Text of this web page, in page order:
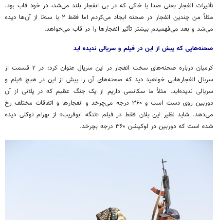
تأثیرات انفجار یعنی صدا یا خاکی که در پی انفجار بلند می‌شد، در خود قاب بود.
مثلاً من چندین انفجار در صحنه ایجاد می‌کردم اما فقط ۲ یا سه‌تا از آن‌ها دیده
می‌شد و بعد می‌فهمیدم بیشتر تأثیر انفجارها را در قاب می‌خواهد.
صحنه‌هایی که پیش از این در فیلم و سریالی ندیده اید
کرمیان درباره صحنه‌های سخت انفجار در این سریال عنوان کرد: در ۲ قسمت از
سریال انفجارهایی خواهید دید که صحنه‌های آن را پیش از این در هیچ فیلم و
سریالی ندیده‌اید. مثلاً ما سکانسی داریم از یک جنگ عظیم که در پلانی از آن
دوربین روی دست است و ۳۶۰ درجه می‌چرخد و انفجارها و اتفاقات مختلف رخ
می‌دهد. شاید نظیر این پلان فقط در فیلم «تنگه ابوقریب» از بهرام توکلی دیده
شده است که دوربین در لوکیشن ۳۶۰ درجه بچرخد.